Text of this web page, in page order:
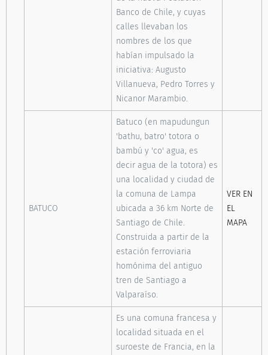
Banco de Chile, y cuyas
calles llevaban los
nombres de los que
habían impulsado la
iniciativa: Augusto
Villanueva, Pedro Torres y
Nicanor Marambio.
BATUCO
Batuco (en mapudungun
'bathu, batro' totora o
bambú y 'co' agua, es
decir agua de la totora) es
una localidad y ciudad de
la comuna de Lampa
ubicada a 36 km Norte de
Santiago de Chile.
Construida a partir de la
estación ferroviaria
homónima del antiguo
tren de Santiago a
Valparaíso.
VER EN
EL
MAPA
Es una comuna francesa y
localidad situada en el
suroeste de Francia, en la